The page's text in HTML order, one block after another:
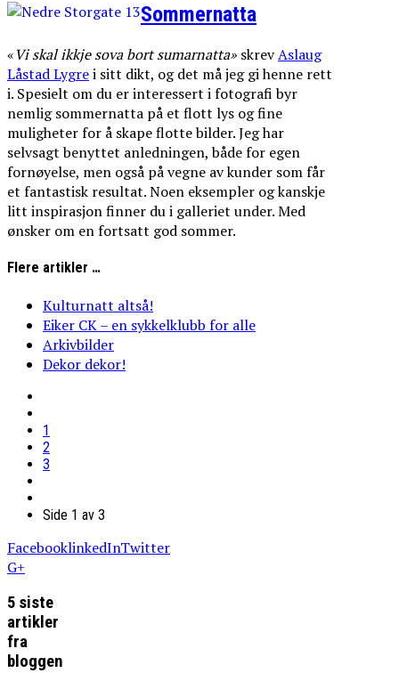
Sommernatta
«Viskalikkjesovabort sumarnatta» skrevAslaug
Låstad Lygrei sitt dikt, og det må jeg gi henne rett
i. Spesielt om du er interessert i fotografi byr
nemlig sommernatta på et flott lys og fine
muligheter for å skape flotte bilder. Jeg har
selvsagt benyttet anledningen, både for egen
fornøyelse, men også på vegne av kunder som får
et fantastisk resultat. Noen eksempler og kanskje
litt inspirasjon finner du i galleriet under. Med
ønsker om en fortsatt god sommer.
Flere artikler …
Kulturnatt altså!
Eiker CK – en sykkelklubb for alle
Arkivbilder
Dekor dekor!
1
2
3
Side 1 av 3
FacebooklinkedInTwitter
G+
5 siste
artikler
fra
bloggen